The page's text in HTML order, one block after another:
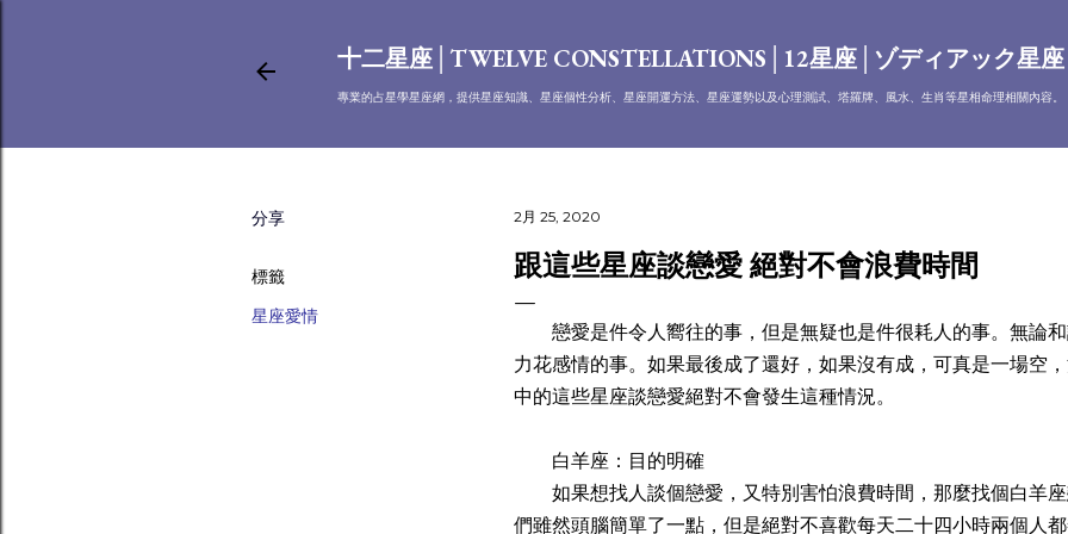
十二星座│TWELVE CONSTELLATIONS│12星座│ゾディアック星
專業的占星學星座網，提供星座知識、星座個性分析、星座開運方法、星座運勢以及心理測試、塔羅牌、風水、生肖等星相命理相關內容。
分享
標籤
星座愛情
2月 25, 2020
跟這些星座談戀愛 絕對不會浪費時間
戀愛是件令人嚮往的事，但是無疑也是件很耗人的事。無論
力花感情的事。如果最後成了還好，如果沒有成，可真是一場空
中的這些星座談戀愛絕對不會發生這種情況。
白羊座：目的明確
如果想找人談個戀愛，又特別害怕浪費時間，那麼找個白羊
們雖然頭腦簡單了一點，但是絕對不喜歡每天二十四小時兩個人